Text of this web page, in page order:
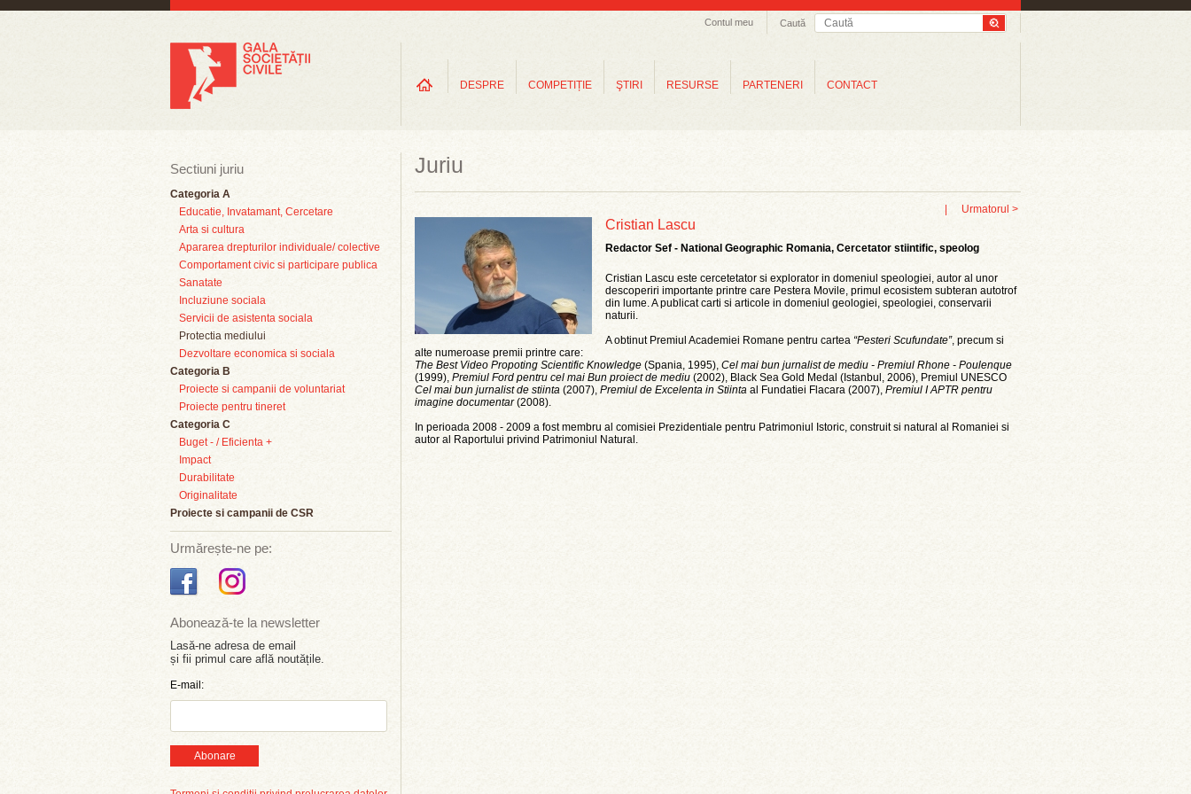
Caută
Contul meu
DESPRE COMPETIȚIE ŞTIRI RESURSE PARTENERI CONTACT
Sectiuni juriu
Categoria A
Educatie, Invatamant, Cercetare
Arta si cultura
Apararea drepturilor individuale/ colective
Comportament civic si participare publica
Sanatate
Incluziune sociala
Servicii de asistenta sociala
Protectia mediului
Dezvoltare economica si sociala
Categoria B
Proiecte si campanii de voluntariat
Proiecte pentru tineret
Categoria C
Buget - / Eficienta +
Impact
Durabilitate
Originalitate
Proiecte si campanii de CSR
Urmărește-ne pe:
Abonează-te la newsletter
Lasă-ne adresa de email
și fii primul care află noutățile.
E-mail:
Abonare
Juriu
Urmatorul >
Cristian Lascu
Redactor Sef - National Geographic Romania, Cercetator stiintific, speolog
Cristian Lascu este cercetetator si explorator in domeniul speologiei, autor al unor
descoperiri importante printre care Pestera Movile, primul ecosistem subteran autotrof
din lume. A publicat carti si articole in domeniul geologiei, speologiei, conservarii
naturii.
A obtinut Premiul Academiei Romane pentru cartea “Pesteri Scufundate”, precum si
alte numeroase premii printre care:
The Best Video Propoting Scientific Knowledge (Spania, 1995), Cel mai bun jurnalist de mediu - Premiul Rhone - Poulenque
(1999), Premiul Ford pentru cel mai Bun proiect de mediu (2002), Black Sea Gold Medal (Istanbul, 2006), Premiul UNESCO
Cel mai bun jurnalist de stiinta (2007), Premiul de Excelenta in Stiinta al Fundatiei Flacara (2007), Premiul I APTR pentru
imagine documentar(2008).
In perioada 2008 - 2009 a fost membru al comisiei Prezidentiale pentru Patrimoniul Istoric, construit si natural al Romaniei si
autor al Raportului privind Patrimoniul Natural.